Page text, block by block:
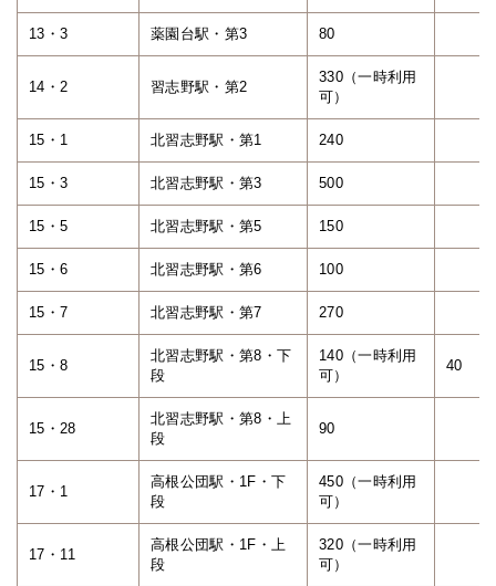
13・3 薬園台駅・第3 80
14・2 習志野駅・第2
330（一時利用
可）
15・1 北習志野駅・第1 240
15・3 北習志野駅・第3 500
15・5 北習志野駅・第5 150
15・6 北習志野駅・第6 100
15・7 北習志野駅・第7 270
15・8
北習志野駅・第8・下
段
140（一時利用
可）
40
15・28
北習志野駅・第8・上
段
90
17・1
高根公団駅・1F・下
段
450（一時利用
可）
17・11
高根公団駅・1F・上
段
320（一時利用
可）